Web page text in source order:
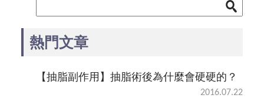
熱門文章
【抽脂副作用】抽脂術後為什麼會硬硬的？
2016.07.22